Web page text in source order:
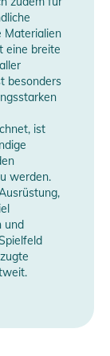
Materialien
eine breite
besonders
ist
werden.
und